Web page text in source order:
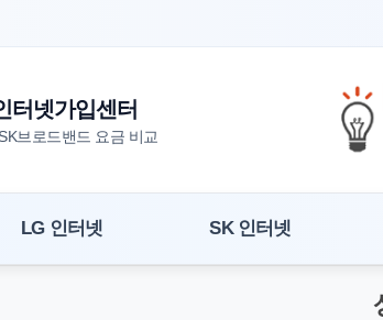
터넷가입센터
브로드밴드 요금 비교
LG 인터넷 SK 인터넷